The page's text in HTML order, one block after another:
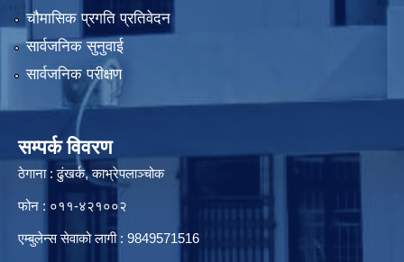
चौमासिक प्रगति प्रतिवेदन
सार्वजनिक सुनुवाई
सार्वजनिक परीक्षण
सम्पर्क विवरण
ठेगाना : ढुंखर्क, काभ्रेपलाञ्चोक
फोन : ०११-४२१००२
एम्बुलेन्स सेवाको लागी : 9849571516